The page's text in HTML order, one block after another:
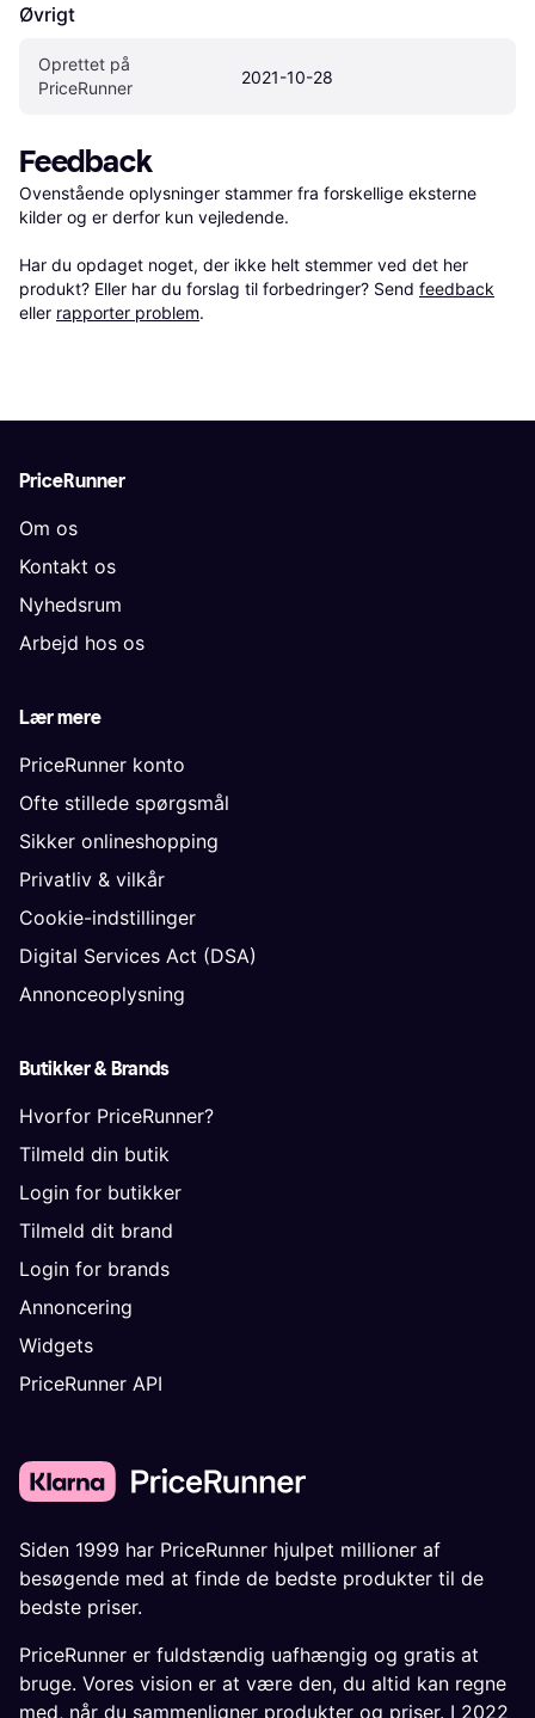
Øvrigt
Oprettet på
PriceRunner
2021-10-28
Feedback
Ovenstående oplysninger stammer fra forskellige eksterne
kilder og er derfor kun vejledende.
Har du opdaget noget, der ikke helt stemmer ved det her
produkt? Eller har du forslag til forbedringer? Send feedback
eller rapporter problem.
PriceRunner
Om os
Kontakt os
Nyhedsrum
Arbejd hos os
Lær mere
PriceRunner konto
Ofte stillede spørgsmål
Sikker onlineshopping
Privatliv & vilkår
Cookie-indstillinger
Digital Services Act (DSA)
Annonceoplysning
Butikker & Brands
Hvorfor PriceRunner?
Tilmeld din butik
Login for butikker
Tilmeld dit brand
Login for brands
Annoncering
Widgets
PriceRunner API
Siden 1999 har PriceRunner hjulpet millioner af
besøgende med at finde de bedste produkter til de
bedste priser.
PriceRunner er fuldstændig uafhængig og gratis at
bruge. Vores vision er at være den, du altid kan regne
med, når du sammenligner produkter og priser. I 2022